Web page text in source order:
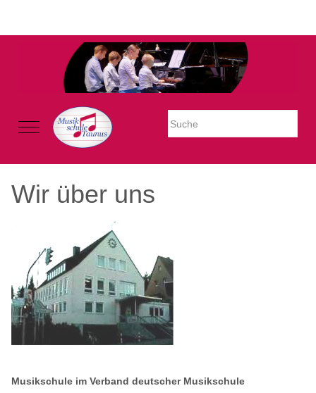
Warning: Undefined property: stdClass::$imglink in
/mnt/web605/e3/26/59781926/htdocs/Joomla2023/modules/
Mobile Menu Toggle
Wir über uns
Musikschule im Verband deutscher Musikschule